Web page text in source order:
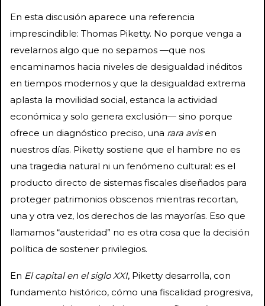
En esta discusión aparece una referencia
imprescindible: Thomas Piketty. No porque venga a
revelarnos algo que no sepamos —que nos
encaminamos hacia niveles de desigualdad inéditos
en tiempos modernos y que la desigualdad extrema
aplasta la movilidad social, estanca la actividad
económica y solo genera exclusión— sino porque
ofrece un diagnóstico preciso, una rara avisen
nuestros días. Piketty sostiene que el hambre no es
una tragedia natural ni un fenómeno cultural: es el
producto directo de sistemas fiscales diseñados para
proteger patrimonios obscenos mientras recortan,
una y otra vez, los derechos de las mayorías. Eso que
llamamos “austeridad” no es otra cosa que la decisión
política de sostener privilegios.
En El capital en el siglo XXI, Piketty desarrolla, con
fundamento histórico, cómo una fiscalidad progresiva,